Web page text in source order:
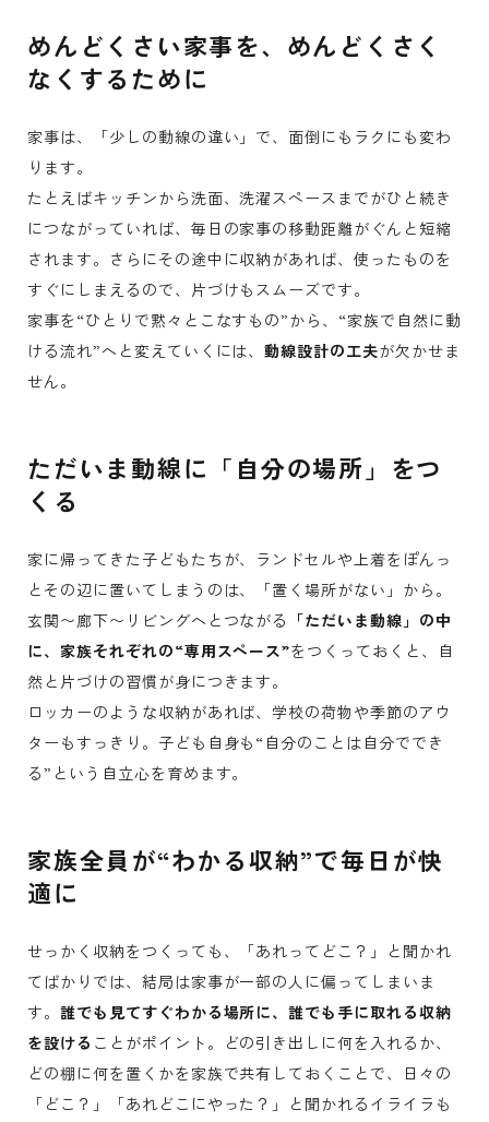
めんどくさい家事を、めんどくさく
なくするために
家事は、「少しの動線の違い」で、面倒にもラクにも変わ
ります。
たとえばキッチンから洗面、洗濯スペースまでがひと続き
につながっていれば、毎日の家事の移動距離がぐんと短縮
されます。さらにその途中に収納があれば、使ったものを
すぐにしまえるので、片づけもスムーズです。
家事を“ひとりで黙々とこなすもの”から、“家族で自然に動
ける流れ”へと変えていくには、動線設計の工夫が欠かせま
せん。
ただいま動線に「自分の場所」をつ
くる
家に帰ってきた子どもたちが、ランドセルや上着をぽんっ
とその辺に置いてしまうのは、「置く場所がない」から。
玄関〜廊下〜リビングへとつながる 「ただいま動線」の中
に、家族それぞれの“専用スペース”をつくっておくと、自
然と片づけの習慣が身につきます。
ロッカーのような収納があれば、学校の荷物や季節のアウ
ターもすっきり。子ども自身も“自分のことは自分ででき
る”という自立心を育めます。
家族全員が“わかる収納”で毎日が快
適に
せっかく収納をつくっても、「あれってどこ？」と聞かれ
てばかりでは、結局は家事が一部の人に偏ってしまいま
す。 誰でも見てすぐわかる場所に、誰でも手に取れる収納
を設ける ことがポイント。どの引き出しに何を入れるか、
どの棚に何を置くかを家族で共有しておくことで、日々の
「どこ？」「あれどこにやった？」と聞かれるイライラも